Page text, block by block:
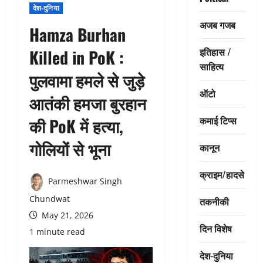
देश-दुनिया
Hamza Burhan
Killed in PoK :
पुलवामा हमले से जुड़े
आतंकी हमजा बुरहान
की PoK में हत्या,
गोलियों से भूना
Parmeshwar Singh
Chundwat
May 21, 2026
1 minute read
अजब गजब
इतिहास /
साहित्य
ऑटो
कमाई टिप्स
कानून
क्राइम/हादसे
तकनीकी
दिन विशेष
देश-दुनिया